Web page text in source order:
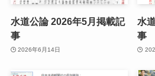
水道公論 2026年5月掲載記
事
2026年6月14日
水
事